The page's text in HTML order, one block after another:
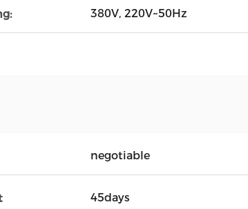
380V, 220V~50Hz
negotiable
45days